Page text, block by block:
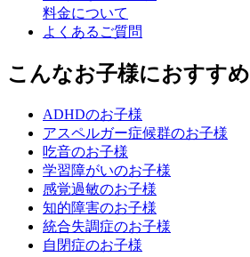
料金について
よくあるご質問
こんなお子様におすすめ
ADHDのお子様
アスペルガー症候群のお子様
吃音のお子様
学習障がいのお子様
感覚過敏のお子様
知的障害のお子様
統合失調症のお子様
自閉症のお子様